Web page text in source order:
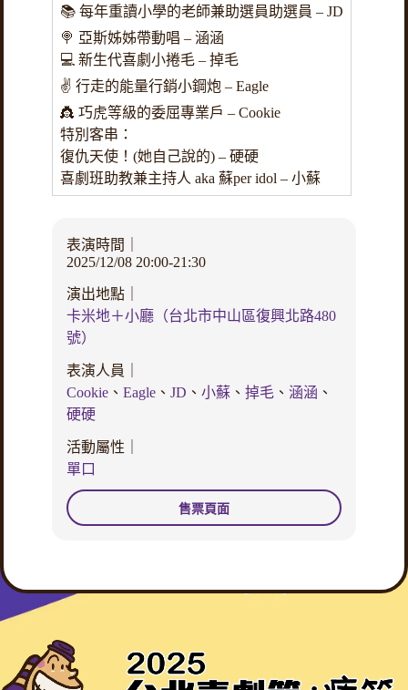
📚 每年重讀小學的老師兼助選員助選員 – JD
🍭 亞斯姊姊帶動唱 – 涵涵
💻 新生代喜劇小捲毛 – 掉毛
✌️ 行走的能量行銷小鋼炮 – Eagle
👸 巧虎等級的委屈專業戶 – Cookie
特別客串：
復仇天使！(她自己說的) – 硬硬
喜劇班助教兼主持人 aka 蘇per idol – 小蘇
表演時間｜
2025/12/08 20:00-21:30
演出地點｜
卡米地＋小廳（台北市中山區復興北路480
號）
表演人員｜
Cookie、 Eagle、 JD 、 小蘇、 掉毛、 涵涵 、
硬硬
活動屬性｜
單口
售票頁面